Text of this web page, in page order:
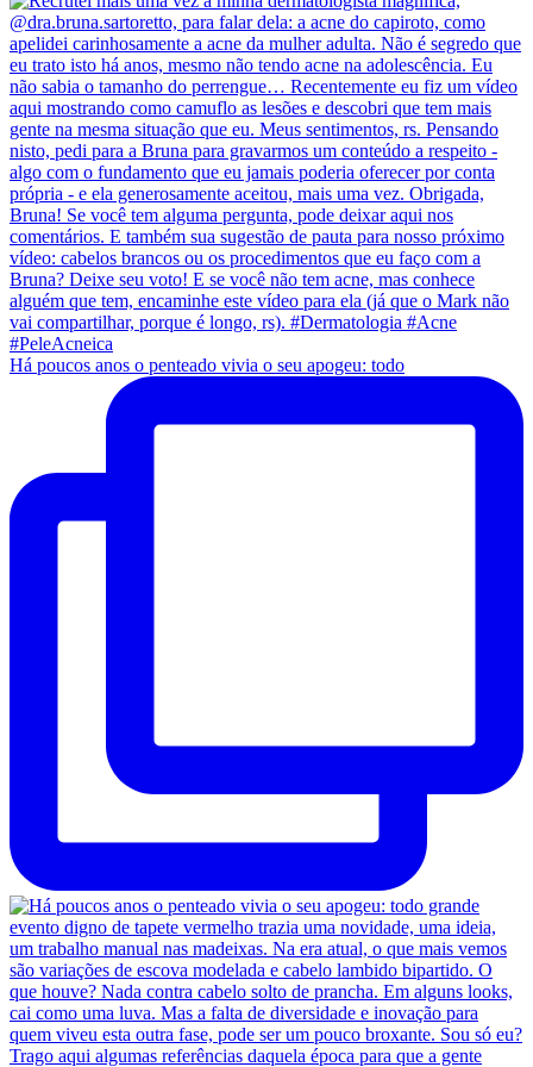
Há poucos anos o penteado vivia o seu apogeu: todo